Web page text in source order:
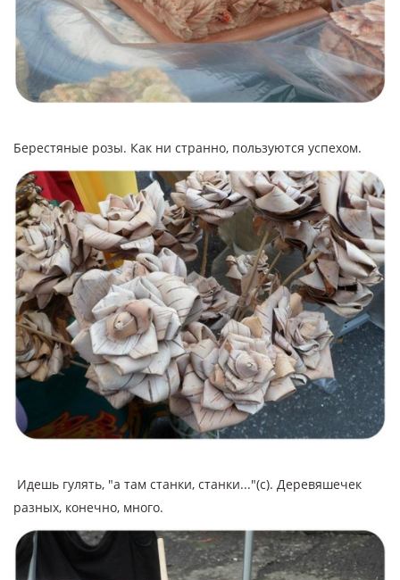
Берестяные розы. Как ни странно, пользуются успехом.
Идешь гулять, "а там станки, станки..."(с). Деревяшечек
разных, конечно, много.